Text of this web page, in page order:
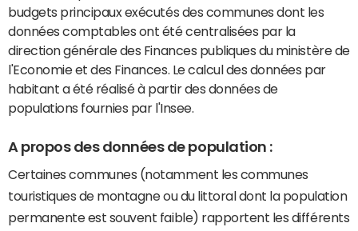
budgets principaux exécutés des communes dont les
données comptables ont été centralisées par la
direction générale des Finances publiques du ministère de
l'Economie et des Finances. Le calcul des données par
habitant a été réalisé à partir des données de
populations fournies par l'Insee.
A propos des données de population :
Certaines communes (notamment les communes
touristiques de montagne ou du littoral dont la population
permanente est souvent faible) rapportent les différents